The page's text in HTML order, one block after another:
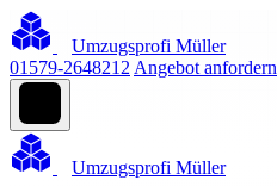
Umzugsprofi Müller
01579-2648212 Angebot anfordern
Umzugsprofi Müller